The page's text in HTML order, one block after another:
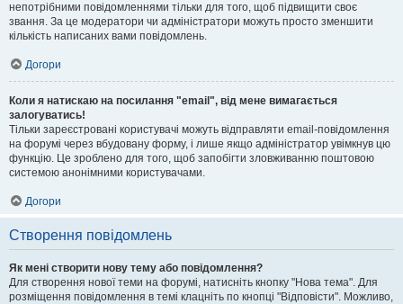
непотрібними повідомленнями тільки для того, щоб підвищити своє
звання. За це модератори чи адміністратори можуть просто зменшити
кількість написаних вами повідомлень.
Догори
Коли я натискаю на посилання "email", від мене вимагається
залогуватись!
Тільки зареєстровані користувачі можуть відправляти email-повідомлення
на форумі через вбудовану форму, і лише якщо адміністратор увімкнув цю
функцію. Це зроблено для того, щоб запобігти зловживанню поштовою
системою анонімними користувачами.
Догори
Створення повідомлень
Як мені створити нову тему або повідомлення?
Для створення нової теми на форумі, натисніть кнопку "Нова тема". Для
розміщення повідомлення в темі клацніть по кнопці "Відповісти". Можливо,